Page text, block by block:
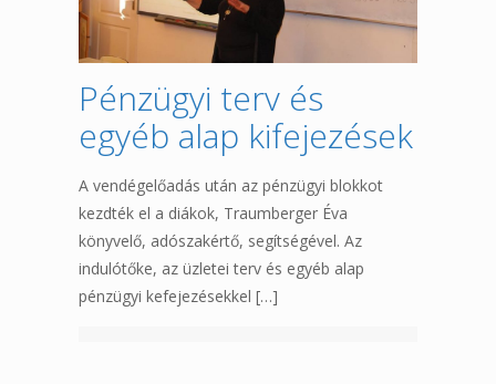
Pénzügyi terv és
egyéb alap kifejezések
A vendégelőadás után az pénzügyi blokkot
kezdték el a diákok, Traumberger Éva
könyvelő, adószakértő, segítségével. Az
indulótőke, az üzletei terv és egyéb alap
pénzügyi kefejezésekkel […]